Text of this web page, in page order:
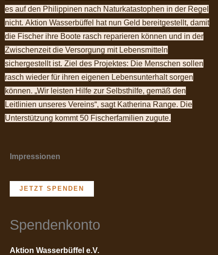
es auf den Philippinen nach Naturkatastophen in der Regel
nicht. Aktion Wasserbüffel hat nun Geld bereitgestellt, damit
die Fischer ihre Boote rasch reparieren können und in der
Zwischenzeit die Versorgung mit Lebensmitteln
sichergestellt ist. Ziel des Projektes: Die Menschen sollen
rasch wieder für ihren eigenen Lebensunterhalt sorgen
können. „Wir leisten Hilfe zur Selbsthilfe, gemäß den
Leitlinien unseres Vereins“, sagt Katherina Range. Die
Unterstützung kommt 50 Fischerfamilien zugute.
Impressionen
JETZT SPENDEN
Spendenkonto
Aktion Wasserbüffel e.V.